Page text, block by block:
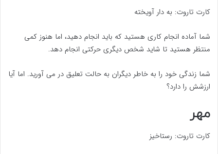
کارت تاروت: به دار آویخته
شما آماده انجام کاری هستید که باید انجام دهید، اما هنوز کمی
منتظر هستید تا شاید شخص دیگری حرکتی انجام دهد.
شما زندگی خود را به خاطر دیگران به حالت تعلیق در می آورید. اما آیا
ارزشش را دارد؟
مهر
کارت تاروت: رستاخیز